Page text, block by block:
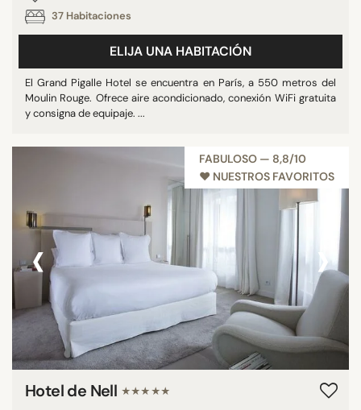
37 Habitaciones
ELIJA UNA HABITACIÓN
El Grand Pigalle Hotel se encuentra en París, a 550 metros del
Moulin Rouge. Ofrece aire acondicionado, conexión WiFi gratuita
y consigna de equipaje. ...
FABULOSO — 8,8/10
♥︎ NUESTROS FAVORITOS
‹ ›
Hotel de Nell ★★★★★